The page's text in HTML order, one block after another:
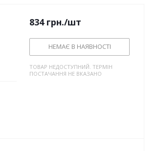
834грн./шт
НЕМАЄ В НАЯВНОСТІ
ТОВАР НЕДОСТУПНИЙ. ТЕРМІН
ПОСТАЧАННЯ НЕ ВКАЗАНО